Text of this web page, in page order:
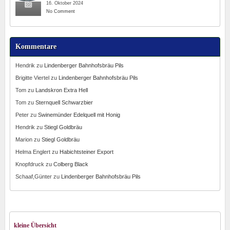
16. Oktober 2024
No Comment
Kommentare
Hendrik zu
Lindenberger Bahnhofsbräu Pils
Brigitte Viertel zu
Lindenberger Bahnhofsbräu Pils
Tomzu
Landskron Extra Hell
Tomzu Sternquell Schwarzbier
Peterzu Swinemünder Edelquell mit Honig
Hendrik zu Stiegl Goldbräu
Marionzu Stiegl Goldbräu
Helma Englertzu Habichtsteiner Export
Knopfdruck zu Colberg Black
Schaaf,Günterzu Lindenberger Bahnhofsbräu Pils
kleine Übersicht